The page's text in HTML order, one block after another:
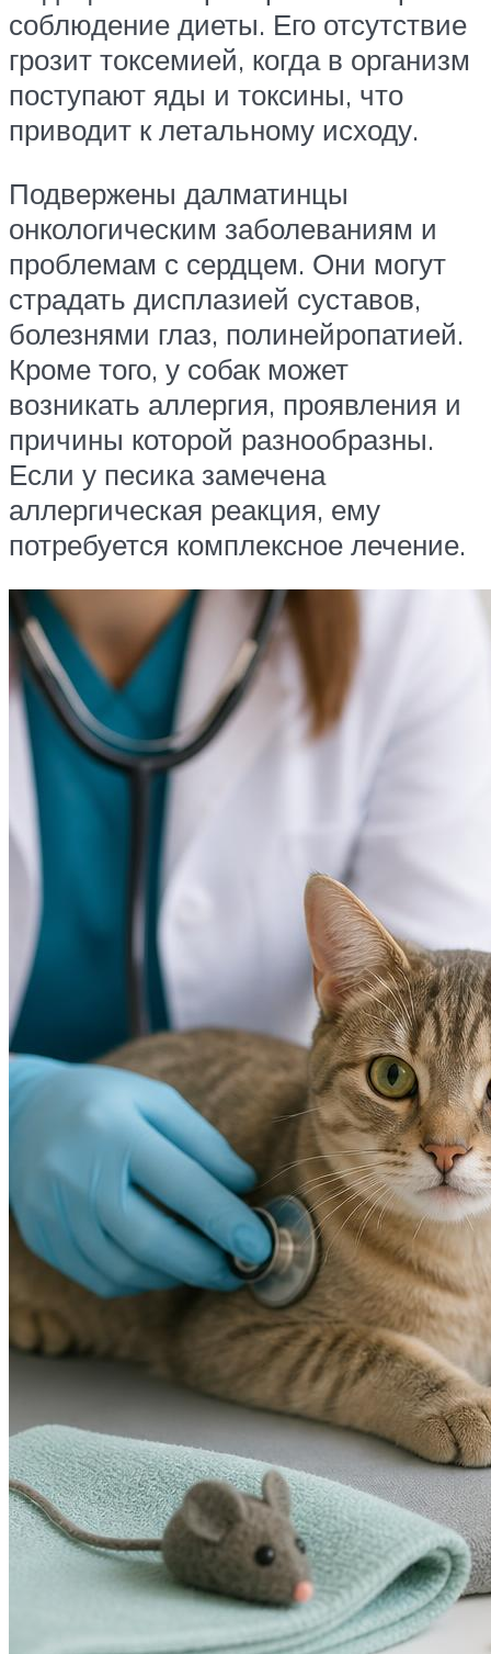
соблюдение диеты. Его отсутствие
грозит токсемией, когда в организм
поступают яды и токсины, что
приводит к летальному исходу.
Подвержены далматинцы
онкологическим заболеваниям и
проблемам с сердцем. Они могут
страдать дисплазией суставов,
болезнями глаз, полинейропатией.
Кроме того, у собак может
возникать аллергия, проявления и
причины которой разнообразны.
Если у песика замечена
аллергическая реакция, ему
потребуется комплексное лечение.